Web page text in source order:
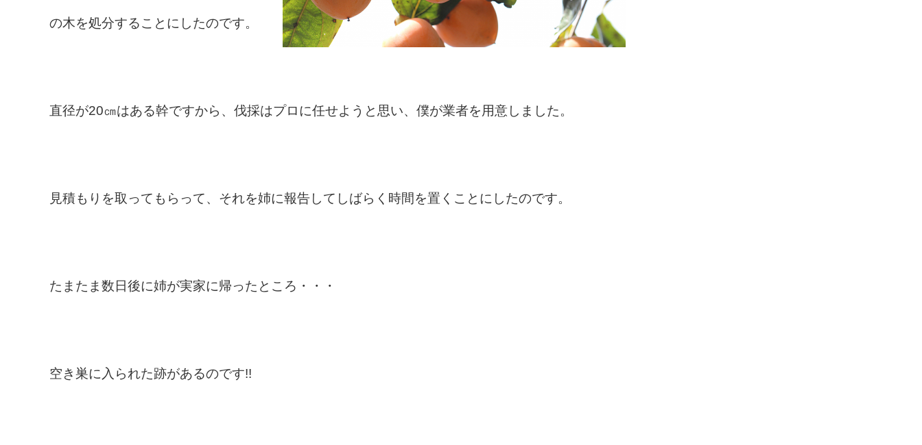
の木を処分することにしたのです。
直径が20㎝はある幹ですから、伐採はプロに任せようと思い、僕が業者を用意しました。
見積もりを取ってもらって、それを姉に報告してしばらく時間を置くことにしたのです。
たまたま数日後に姉が実家に帰ったところ・・・
空き巣に入られた跡があるのです!!